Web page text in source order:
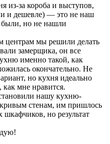
из-за короба и выступов,
и дешевле) — это не наш
но не нашли
центрам мы решили делать
замерщика, он все
именно такой, как
окончательно. Не
но кухня идеально
как мне нравится.
нашу кухню-
стенам, им пришлось
но результат